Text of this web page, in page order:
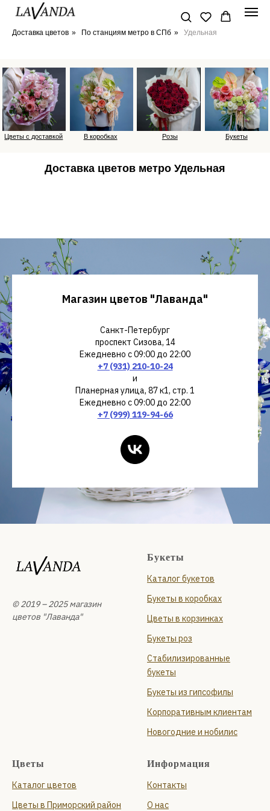
Доставка цветов » По станциям метро в СПб » Удельная
В коробках
В коробках Букеты
Розы
Цветы с доставкой
Доставка цветов метро Удельная
Магазин цветов "Лаванда"
Санкт-Петербург
проспект Сизова, 14
Ежедневно с 09:00 до 22:00
+7 (931) 210-10-24
и
Планерная улица, 87 к1, стр. 1
Ежедневно с 09:00 до 22:00
+7 (999) 119-94-66
© 2019 – 2025 магазин
цветов "Лаванда"
Букеты
Каталог букетов
Букеты в коробках
Цветы в корзинках
Букеты роз
Стабилизированные
букеты
Букеты из гипсофилы
Корпоративным клиентам
Новогодние и нобилис
Цветы
Каталог цветов
Цветы в Приморский район
Информация
Контакты
О нас